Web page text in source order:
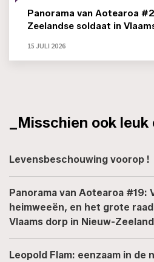
Panorama van Aotearoa
Zeelandse soldaat in
15 JULI 2026
_Misschien ook
Levensbeschouwing voorop !
Panorama van Aotearoa #19:
heimweeën, en het grote
Vlaams dorp in Nieuw-
Leopold Flam: eenzaam in de